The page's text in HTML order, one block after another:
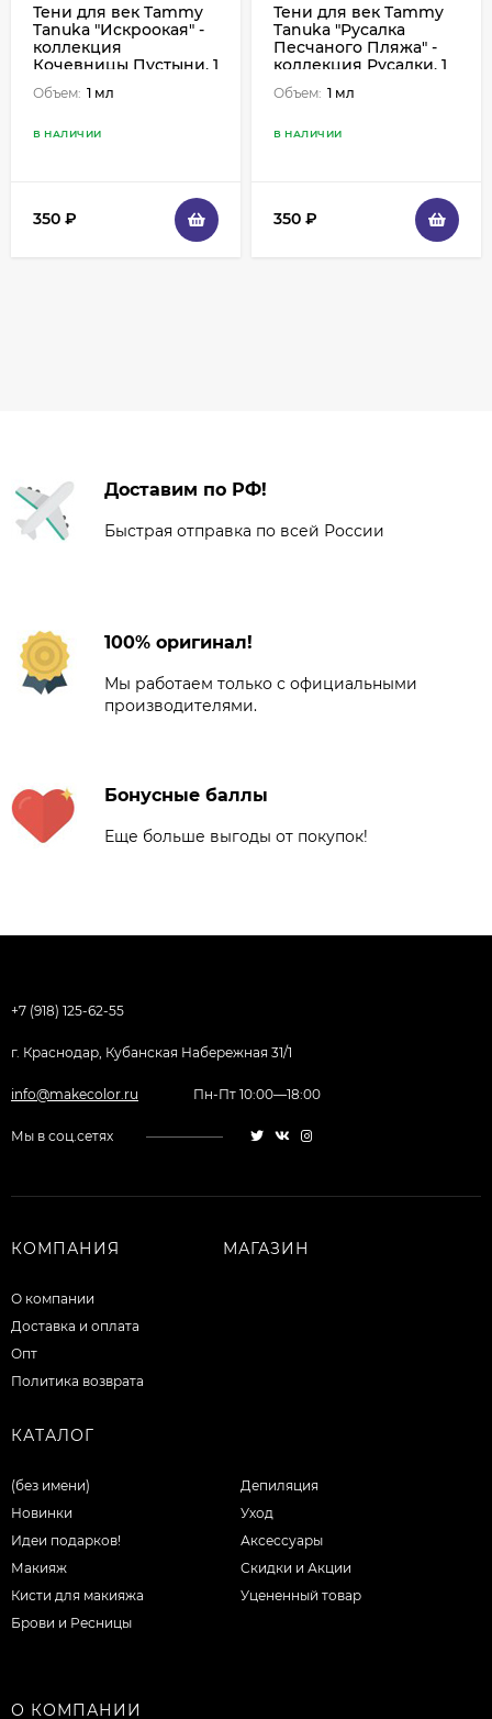
Тени для век Tammy
Tanuka "Искроокая" -
коллекция
Кочевницы Пустыни, 1
мл
Объем: 1 мл
В НАЛИЧИИ
350 ₽
Тени для век Tammy
Tanuka "Русалка
Песчаного Пляжа" -
коллекция Русалки, 1
мл
Объем: 1 мл
В НАЛИЧИИ
350 ₽
Доставим по РФ!
Быстрая отправка по всей России
100% оригинал!
Мы работаем только с официальными
производителями.
Бонусные баллы
Еще больше выгоды от покупок!
+7 (918) 125-62-55
г. Краснодар, Кубанская Набережная 31/1
info@makecolor.ru Пн-Пт 10:00—18:00
Мы в соц.сетях
КОМПАНИЯ
О компании
Доставка и оплата
Опт
Политика возврата
МАГАЗИН
КАТАЛОГ
(без имени)
Новинки
Идеи подарков!
Макияж
Кисти для макияжа
Брови и Ресницы
Депиляция
Уход
Аксессуары
Скидки и Акции
Уцененный товар
О КОМПАНИИ